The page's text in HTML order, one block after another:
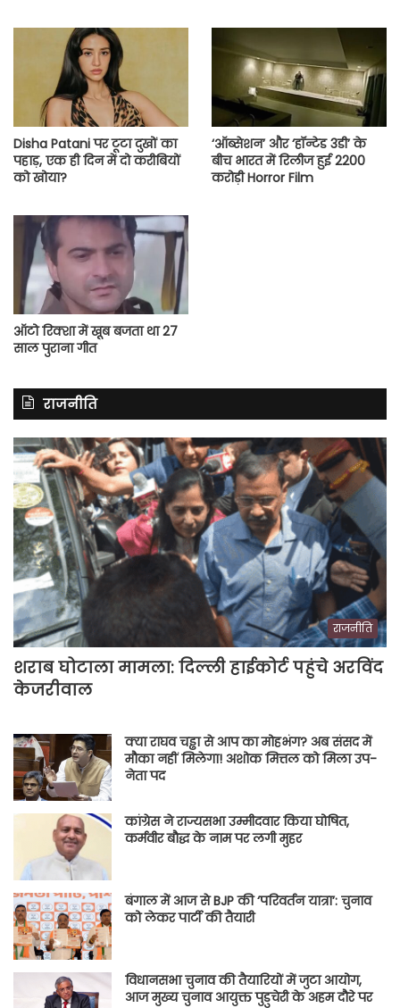
Disha Patani पर टूटा दुखों का
पहाड़, एक ही दिन में दो करीबियों
को खोया?
‘ऑब्सेशन’ और ‘हॉन्टेड 3डी’ के
बीच भारत में रिलीज हुई 2200
करोड़ी Horror Film
ऑटो रिक्शा में खूब बजता था 27
साल पुराना गीत
राजनीति
राजनीति
शराब घोटाला मामला: दिल्ली हाईकोर्ट पहुंचे अरविंद
केजरीवाल
क्या राघव चड्ढा से आप का मोहभंग? अब संसद में
मौका नहीं मिलेगा! अशोक मित्तल को मिला उप-
नेता पद
कांग्रेस ने राज्यसभा उम्मीदवार किया घोषित,
कर्मवीर बौद्ध के नाम पर लगी मुहर
बंगाल में आज से BJP की ‘परिवर्तन यात्रा’: चुनाव
को लेकर पार्टी की तैयारी
विधानसभा चुनाव की तैयारियों में जुटा आयोग,
आज मुख्य चुनाव आयुक्त पुडुचेरी के अहम दौरे पर